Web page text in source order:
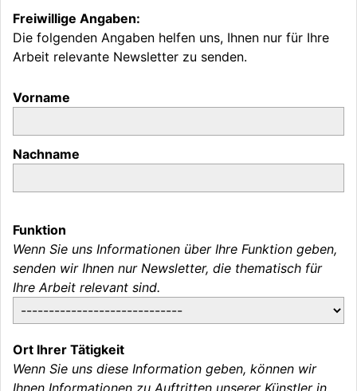
Freiwillige Angaben:
Die folgenden Angaben helfen uns, Ihnen nur für Ihre
Arbeit relevante Newsletter zu senden.
Vorname
Nachname
Funktion
Wenn Sie uns Informationen über Ihre Funktion geben,
senden wir Ihnen nur Newsletter, die thematisch für
Ihre Arbeit relevant sind.
Ort Ihrer Tätigkeit
Wenn Sie uns diese Information geben, können wir
Ihnen Informationen zu Auftritten unserer Künstler in